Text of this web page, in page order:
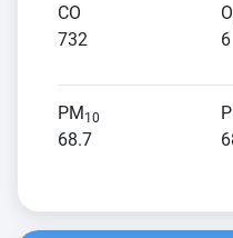
CO
732
O
6
PM10
68.7